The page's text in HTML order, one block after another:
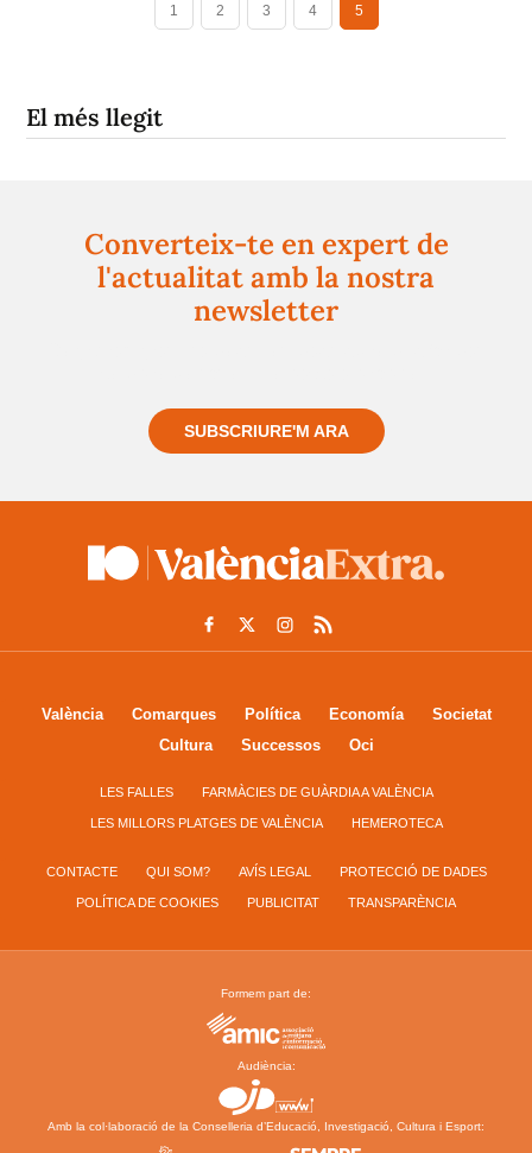
1 2 3 4 5
El més llegit
Converteix-te en expert de
l'actualitat amb la nostra
newsletter
SUBSCRIURE'M ARA
València Comarques Política Economía
Societat
Cultura
Successos Oci
LES FALLES FARMÀCIES DE GUÀRDIA A VALÈNCIA
LES MILLORS PLATGES DE VALÈNCIA HEMEROTECA
CONTACTE QUI SOM? AVÍS LEGAL PROTECCIÓ DE DADES
POLÍTICA DE COOKIES PUBLICITAT TRANSPARÈNCIA
Formem part de:
Audiència:
Amb la col·laboració de la Conselleria d’Educació, Investigació, Cultura i Esport: